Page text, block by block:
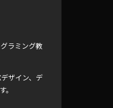
ラミング教
ザイン、デ